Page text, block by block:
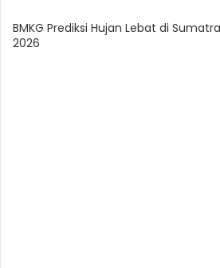
BMKG Prediksi Hujan Lebat di
2026